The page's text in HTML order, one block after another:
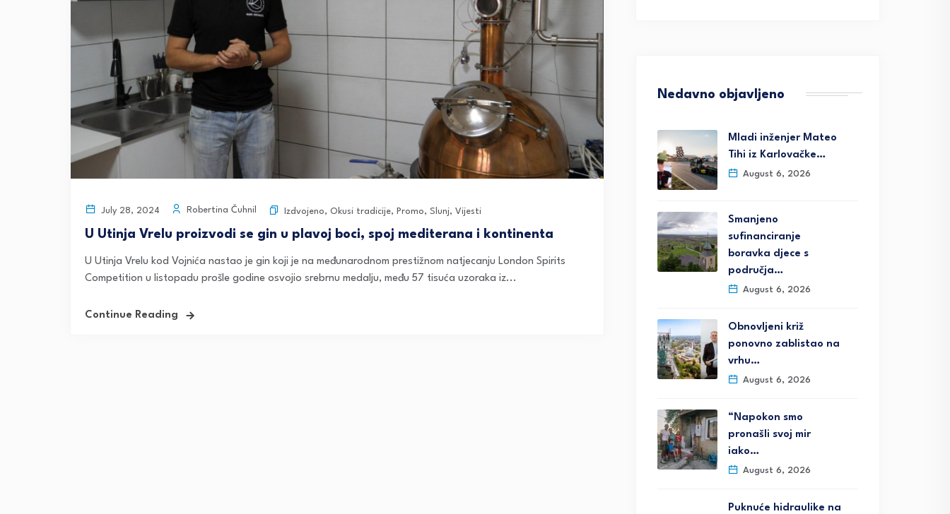
July 28, 2024 Robertina Čuhnil Izdvojeno, Okusi tradicije, Promo, Slunj, Vijesti
U Utinja Vrelu proizvodi se gin u plavoj boci, spoj mediterana i kontinenta
U Utinja Vrelu kod Vojnića nastao je gin koji je na međunarodnom prestižnom natjecanju London Spirits
Competition u listopadu prošle godine osvojio srebrnu medalju, među 57 tisuća uzoraka iz...
Continue Reading
Nedavno objavljeno
Mladi inženjer Mateo
Tihi iz Karlovačke…
August 6, 2026
Smanjeno
sufinanciranje
boravka djece s
područja…
August 6, 2026
Obnovljeni križ
ponovno zablistao na
vrhu…
August 6, 2026
“Napokon smo
pronašli svoj mir
iako…
August 6, 2026
Puknuće hidraulike na